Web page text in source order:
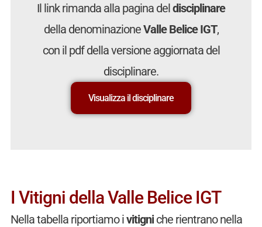
Il link rimanda alla pagina deldisciplinare
della denominazioneValle Belice IGT,
con il pdf della versione aggiornata del
disciplinare.
Visualizza il disciplinare
I Vitigni della Valle Belice IGT
Nella tabella riportiamo ivitigniche rientrano nella